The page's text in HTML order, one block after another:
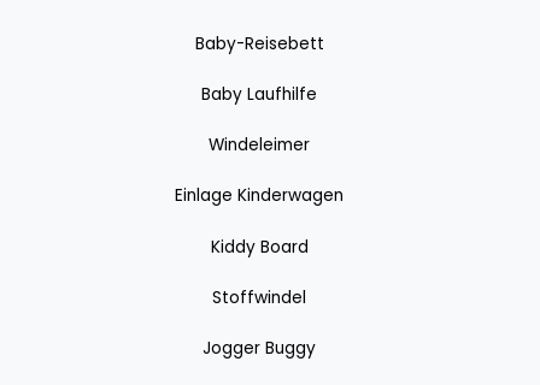
Baby-Reisebett
Baby Laufhilfe
Windeleimer
Einlage Kinderwagen
Kiddy Board
Stoffwindel
Jogger Buggy